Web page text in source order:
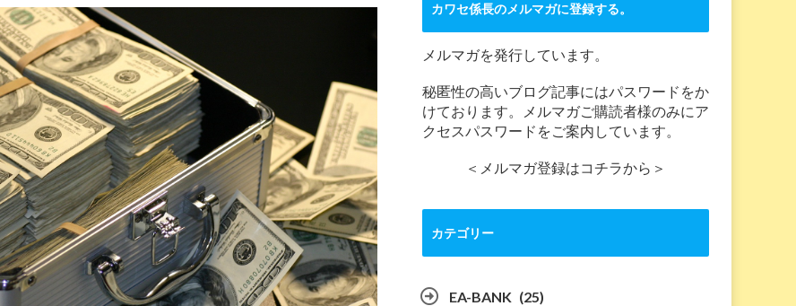
カワセ係長のメルマガに登録する。
メルマガを発行しています。
秘匿性の高いブログ記事にはパスワードをか
けております。メルマガご購読者様のみにア
クセスパスワードをご案内しています。
＜メルマガ登録はコチラから＞
カテゴリー
EA-BANK (25)